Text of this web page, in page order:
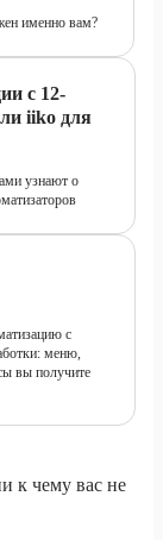
именно вам?
с 12-
iiko для
узнают о
с
меню,
вы получите
к чему вас не